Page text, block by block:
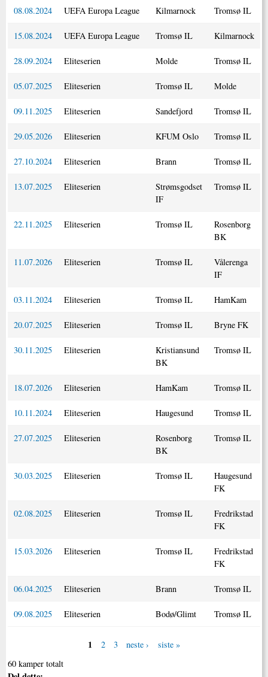
08.08.2024 UEFA Europa League Kilmarnock Tromsø IL
15.08.2024 UEFA Europa League Tromsø IL Kilmarnock
28.09.2024 Eliteserien Molde Tromsø IL
05.07.2025 Eliteserien Tromsø IL Molde
09.11.2025 Eliteserien Sandefjord Tromsø IL
29.05.2026 Eliteserien KFUM Oslo Tromsø IL
27.10.2024 Eliteserien Brann Tromsø IL
13.07.2025 Eliteserien
Strømsgodset
IF
Tromsø IL
22.11.2025 Eliteserien Tromsø IL
Rosenborg
BK
11.07.2026 Eliteserien Tromsø IL
Vålerenga
IF
03.11.2024 Eliteserien Tromsø IL HamKam
20.07.2025 Eliteserien Tromsø IL Bryne FK
30.11.2025 Eliteserien
Kristiansund
BK
Tromsø IL
18.07.2026 Eliteserien HamKam Tromsø IL
10.11.2024 Eliteserien Haugesund Tromsø IL
27.07.2025 Eliteserien
Rosenborg
BK
Tromsø IL
30.03.2025 Eliteserien Tromsø IL
Haugesund
FK
02.08.2025 Eliteserien Tromsø IL
Fredrikstad
FK
15.03.2026 Eliteserien Tromsø IL
Fredrikstad
FK
06.04.2025 Eliteserien Brann Tromsø IL
09.08.2025 Eliteserien Bodø/Glimt Tromsø IL
1 2 3 neste ›
siste »
60 kamper totalt